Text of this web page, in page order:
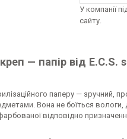
У компанії
сайту.
— папір від E.C.S.
паперу — зручний,
Вона не боїться вологи,
відповідно